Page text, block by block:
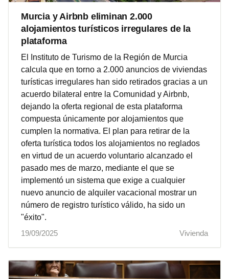
Murcia y Airbnb eliminan 2.000
alojamientos turísticos irregulares de la
plataforma
El Instituto de Turismo de la Región de Murcia
calcula que en torno a 2.000 anuncios de viviendas
turísticas irregulares han sido retirados gracias a un
acuerdo bilateral entre la Comunidad y Airbnb,
dejando la oferta regional de esta plataforma
compuesta únicamente por alojamientos que
cumplen la normativa. El plan para retirar de la
oferta turística todos los alojamientos no reglados
en virtud de un acuerdo voluntario alcanzado el
pasado mes de marzo, mediante el que se
implementó un sistema que exige a cualquier
nuevo anuncio de alquiler vacacional mostrar un
número de registro turístico válido, ha sido un
"éxito".
19/09/2025
Vivienda